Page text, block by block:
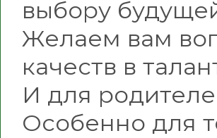
выбору
Желаем вам
качеств в
И для
Особенно для